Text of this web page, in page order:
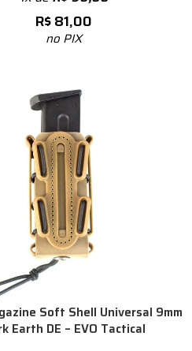
R$81,00
no PIX
Soft Shell Universal 9mm
Earth DE – EVO Tactical